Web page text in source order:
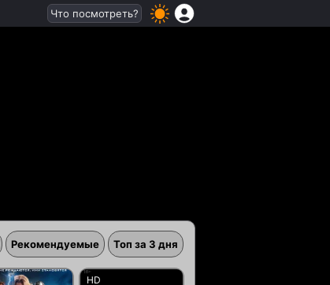
Рекомендуемые Топ за 3 дня
Что посмотреть?